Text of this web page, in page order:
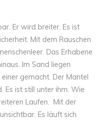
Er wird breiter. Es ist
Mit dem Rauschen
Das Erhabene
Im Sand liegen
gemacht. Der Mantel
ist still unter ihm. Wie
Laufen. Mit der
Es läuft sich